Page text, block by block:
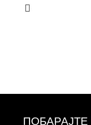
ПОБАРАЈТЕ